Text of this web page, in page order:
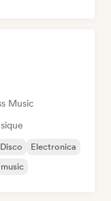
Music
Disco
Electronica